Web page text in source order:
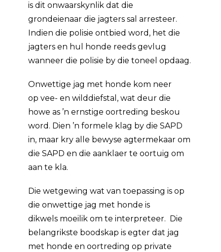
is dit onwaarskynlik dat die
grondeienaar die jagters sal arresteer.
Indien die polisie ontbied word, het die
jagters en hul honde reeds gevlug
wanneer die polisie by die toneel opdaag.
Onwettige jag met honde kom neer
op vee- en wilddiefstal, wat deur die
howe as ’n ernstige oortreding beskou
word. Dien ’n formele klag by die SAPD
in, maar kry alle bewyse agtermekaar om
die SAPD en die aanklaer te oortuig om
aan te kla.
Die wetgewing wat van toepassing is op
die onwettige jag met honde is
dikwels moeilik om te interpreteer. Die
belangrikste boodskap is egter dat jag
met honde en oortreding op private